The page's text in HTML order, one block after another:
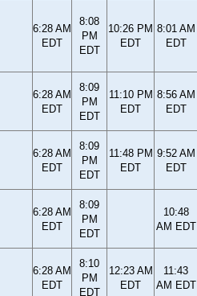
6:28 AM
EDT
8:08
PM
EDT
10:26 PM
EDT
8:01 AM
EDT
6:28 AM
EDT
8:09
PM
EDT
11:10 PM
EDT
8:56 AM
EDT
6:28 AM
EDT
8:09
PM
EDT
11:48 PM
EDT
9:52 AM
EDT
6:28 AM
EDT
8:09
PM
EDT
10:48
AM EDT
6:28 AM
EDT
8:10
PM
EDT
12:23 AM
EDT
11:43
AM EDT